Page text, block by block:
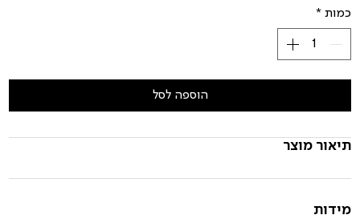
כמות *
הוספה לסל
תיאור מוצר
מידות